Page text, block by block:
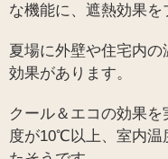
な機能に、遮熱効果を
夏場に外壁や住宅内
効果があります。
クール＆エコの効果
度が10℃以上、室内